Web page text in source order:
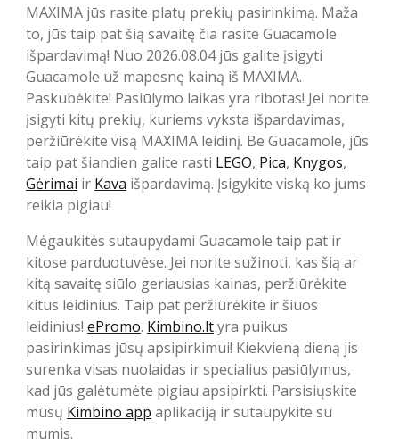
MAXIMA jūs rasite platų prekių pasirinkimą. Maža
to, jūs taip pat šią savaitę čia rasite Guacamole
išpardavimą! Nuo 2026.08.04 jūs galite įsigyti
Guacamole už mapesnę kainą iš MAXIMA.
Paskubėkite! Pasiūlymo laikas yra ribotas! Jei norite
įsigyti kitų prekių, kuriems vyksta išpardavimas,
peržiūrėkite visą MAXIMA leidinį. Be Guacamole, jūs
taip pat šiandien galite rasti LEGO, Pica, Knygos,
Gėrimai ir Kava išpardavimą. Įsigykite viską ko jums
reikia pigiau!
Mėgaukitės sutaupydami Guacamole taip pat ir
kitose parduotuvėse. Jei norite sužinoti, kas šią ar
kitą savaitę siūlo geriausias kainas, peržiūrėkite
kitus leidinius. Taip pat peržiūrėkite ir šiuos
leidinius! ePromo. Kimbino.ltyra puikus
pasirinkimas jūsų apsipirkimui! Kiekvieną dieną jis
surenka visas nuolaidas ir specialius pasiūlymus,
kad jūs galėtumėte pigiau apsipirkti. Parsisiųskite
mūsų Kimbino app aplikaciją ir sutaupykite su
mumis.